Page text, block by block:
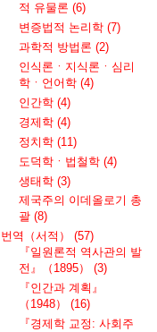
적 유물론 (6)
변증법적 논리학 (7)
과학적 방법론 (2)
인식론ㆍ지식론ㆍ심리
학ㆍ언어학 (4)
인간학 (4)
경제학 (4)
정치학 (11)
도덕학ㆍ법철학 (4)
생태학 (3)
제국주의 이데올로기 총
괄 (8)
번역（서적） (57)
『일원론적 역사관의 발
전』（1895） (3)
『인간과 계획』
（1948） (16)
『경제학 교정: 사회주